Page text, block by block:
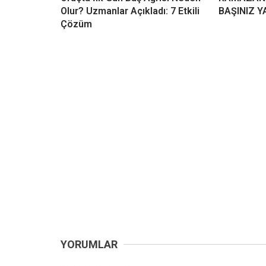
Olur? Uzmanlar Açıkladı: 7 Etkili
Çözüm
BAŞINIZ
YORUMLAR